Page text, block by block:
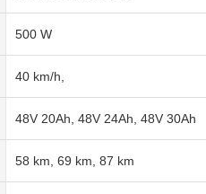
500 W
40 km/h,
48V 20Ah, 48V 24Ah, 48V 30Ah
58 km, 69 km, 87 km